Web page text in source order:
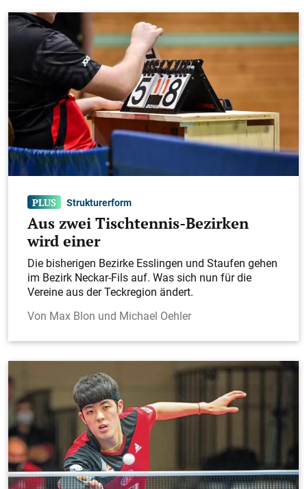
Strukturerform
Aus zwei Tischtennis-Bezirken
wird einer
Die bisherigen Bezirke Esslingen und Staufen gehen
im Bezirk Neckar-Fils auf. Was sich nun für die
Vereine aus der Teckregion ändert.
Max Blon und Michael Oehler